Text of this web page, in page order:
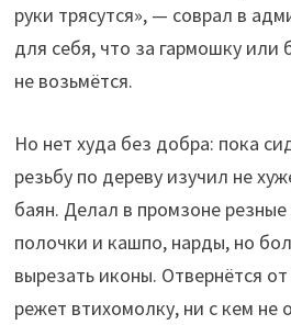
руки трясутся», — соврал в
для себя, что за гармошку или
не возьмётся.
Но нет худа без добра: пока
резьбу по дереву изучил не
баян. Делал в промзоне
полочки и кашпо, нарды, но
вырезать иконы. Отвернётся от
режет втихомолку, ни с кем не